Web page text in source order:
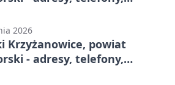
2026
Krzyżanowice, powiat
- adresy, telefony,